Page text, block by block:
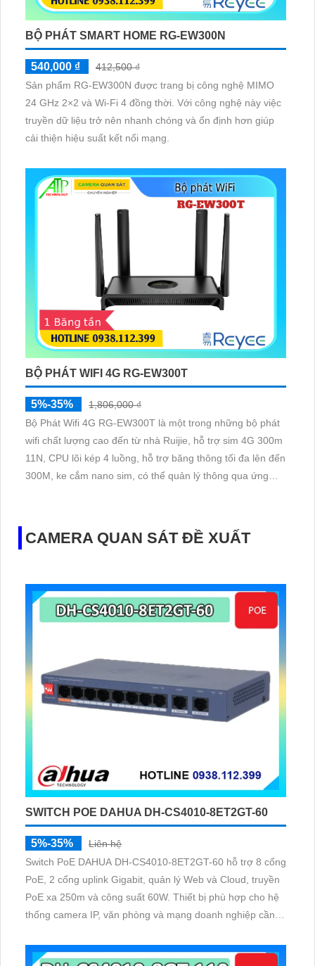
BỘ PHÁT SMART HOME RG-EW300N
540,000 ₫
412,500 ₫
Sản phẩm RG-EW300N được trang bị công nghệ MIMO
24 GHz 2×2 và Wi-Fi 4 đồng thời. Với công nghệ này việc
truyền dữ liệu trở nên nhanh chóng và ổn định hơn giúp
cải thiện hiệu suất kết nối mạng.
BỘ PHÁT WIFI 4G RG-EW300T
5%-35%
1,806,000 ₫
Bộ Phát Wifi 4G RG-EW300T là một trong những bộ phát
wifi chất lượng cao đến từ nhà Ruijie, hỗ trợ sim 4G 300m
11N, CPU lõi kép 4 luồng, hỗ trợ băng thông tối đa lên đến
300M, ke cắm nano sim, có thể quản lý thông qua ứng
CAMERA QUAN SÁT ĐỀ XUẤT
SWITCH POE DAHUA DH-CS4010-8ET2GT-60
5%-35%
Liên hệ
Switch PoE DAHUA DH-CS4010-8ET2GT-60 hỗ trợ 8 cổng
PoE, 2 cổng uplink Gigabit, quản lý Web và Cloud, truyền
PoE xa 250m và công suất 60W. Thiết bị phù hợp cho hệ
thống camera IP, văn phòng và mạng doanh nghiệp cần